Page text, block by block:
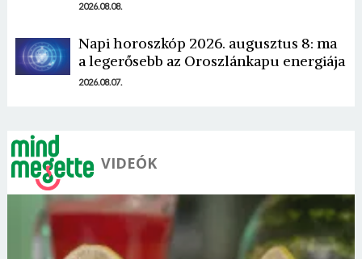
2026.08.08.
Napi horoszkóp 2026. augusztus 8: ma
a legerősebb az Oroszlánkapu energiája
2026.08.07.
VIDEÓK